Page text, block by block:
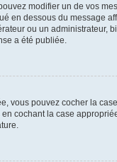
modifier un de vos
en dessous du message
ou un administrateur,
a été publiée.
vous pouvez cocher la
cochant la case